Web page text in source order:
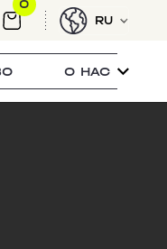
0
RU
О НАС